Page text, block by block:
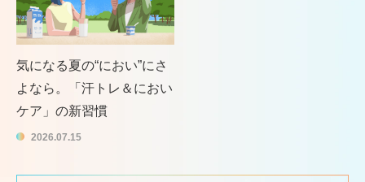
気になる夏の“におい”にさ
よなら。「汗トレ＆におい
ケア」の新習慣
2026.07.15